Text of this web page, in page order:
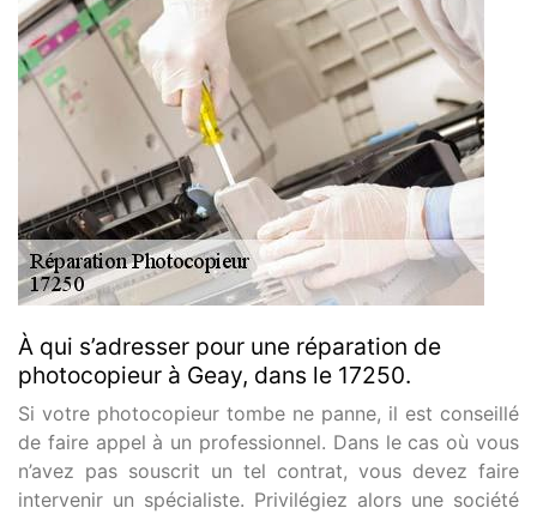
À qui s’adresser pour une réparation de
photocopieur à Geay, dans le 17250.
Si votre photocopieur tombe ne panne, il est conseillé
de faire appel à un professionnel. Dans le cas où vous
n’avez pas souscrit un tel contrat, vous devez faire
intervenir un spécialiste. Privilégiez alors une société